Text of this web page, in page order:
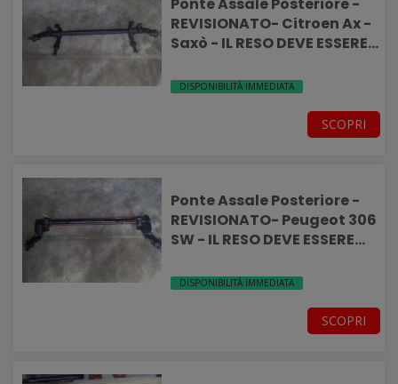
REVISIONATO- Citroen Ax -
Saxò - IL RESO DEVE ESSERE
DISPONIBILITÀ IMMEDIATA
SCOPRI
Ponte Assale Posteriore -
REVISIONATO- Peugeot 306
SW - IL RESO DEVE ESSERE
DISPONIBILITÀ IMMEDIATA
SCOPRI